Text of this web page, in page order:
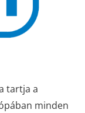
tartja a
minden